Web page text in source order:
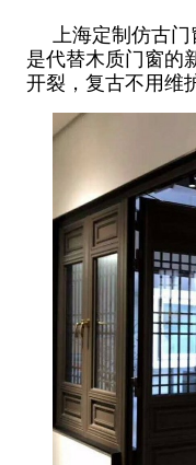
上海定制仿古
是代替木质门窗的
开裂，复古不用维